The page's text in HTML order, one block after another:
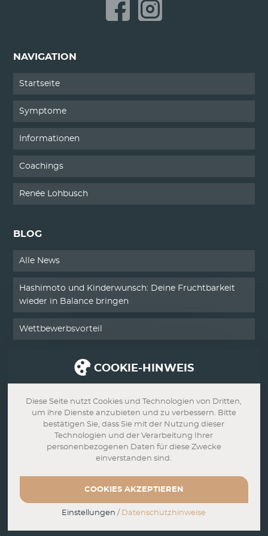
Erkrankung Magen-Darm-
NAVIGATION
Startseite
Symptome
Informationen
Coachings
Renée Lohbusch
BLOG
Alle News
Hashimoto und Kinderwunsch: Deine Fruchtbarkeit
wieder in Balance bringen
Wettbewerbsvorteil
Impressum
Datenschutz
AGB
COOKIE-HINWEIS
Diese Seite nutzt Cookies und Technologien von Dritten,
um ihre Dienste anzubieten und zu verbessern. Bitte
bestätigen Sie, dass Sie mit der Nutzung dieser
Technologien und der Verarbeitung Ihrer
personenbezogenen Daten für diese Zwecke
einverstanden sind.
COOKIES AKZEPTIEREN
Einstellungen / Datenschutzhinweise